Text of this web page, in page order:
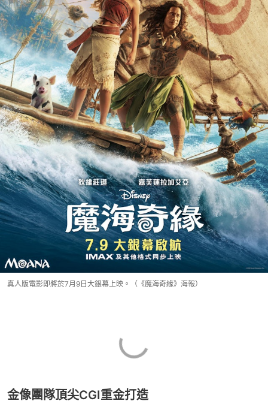
真人版電影即將於7月9日大銀幕上映。（《魔海奇緣》海報）
金像團隊頂尖CGI重金打造